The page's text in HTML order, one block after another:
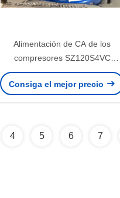
Alimentación de CA de los
compresores SZ120S4VC
SZ120-4VI de la refrigeración del
artista 10HP garantía de 1 año
Consiga el mejor precio
4 5 6 7